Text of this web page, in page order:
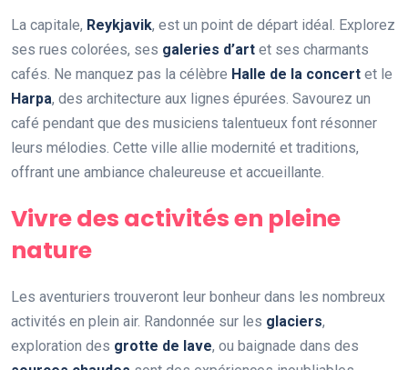
La capitale, Reykjavik, est un point de départ idéal. Explorez
ses rues colorées, ses galeries d’art et ses charmants
cafés. Ne manquez pas la célèbre Halle de la concert et le
Harpa, des architecture aux lignes épurées. Savourez un
café pendant que des musiciens talentueux font résonner
leurs mélodies. Cette ville allie modernité et traditions,
offrant une ambiance chaleureuse et accueillante.
Vivre des activités en pleine
nature
Les aventuriers trouveront leur bonheur dans les nombreux
activités en plein air. Randonnée sur les glaciers,
exploration des grotte de lave, ou baignade dans des